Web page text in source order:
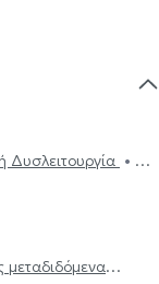
Δυσλειτουργία
μεταδιδόμενα